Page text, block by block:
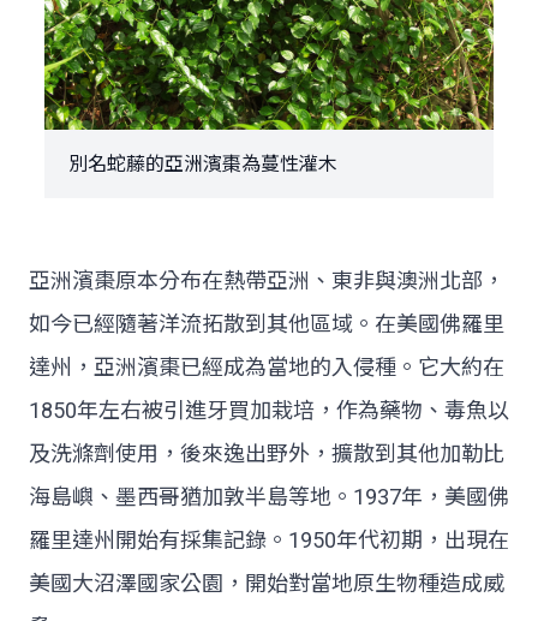
別名蛇藤的亞洲濱棗為蔓性灌木
亞洲濱棗原本分布在熱帶亞洲、東非與澳洲北部，
如今已經隨著洋流拓散到其他區域。在美國佛羅里
達州，亞洲濱棗已經成為當地的入侵種。它大約在
1850年左右被引進牙買加栽培，作為藥物、毒魚以
及洗滌劑使用，後來逸出野外，擴散到其他加勒比
海島嶼、墨西哥猶加敦半島等地。1937年，美國佛
羅里達州開始有採集記錄。1950年代初期，出現在
美國大沼澤國家公園，開始對當地原生物種造成威